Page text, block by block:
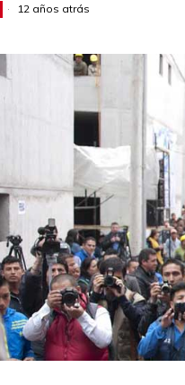
12 años atrás